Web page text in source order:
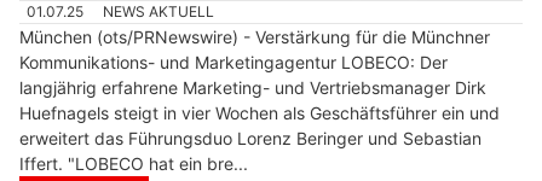
01.07.25 NEWS AKTUELL
München (ots/PRNewswire) - Verstärkung für die Münchner
Kommunikations- und Marketingagentur LOBECO: Der
langjährig erfahrene Marketing- und Vertriebsmanager Dirk
Huefnagels steigt in vier Wochen als Geschäftsführer ein und
erweitert das Führungsduo Lorenz Beringer und Sebastian
Iffert. "LOBECO hat ein bre...